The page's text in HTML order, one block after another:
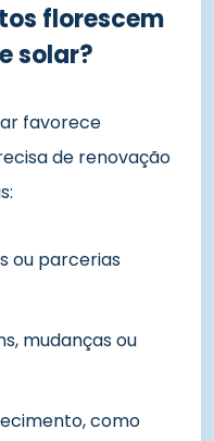
florescem
solar?
favorece
de renovação
ou parcerias
mudanças ou
como